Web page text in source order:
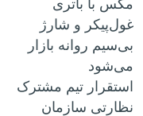
مکس با باتری
غول‌پیکر و شارژ
بی‌سیم روانه بازار
می‌شود
استقرار تیم مشترک
نظارتی سازمان